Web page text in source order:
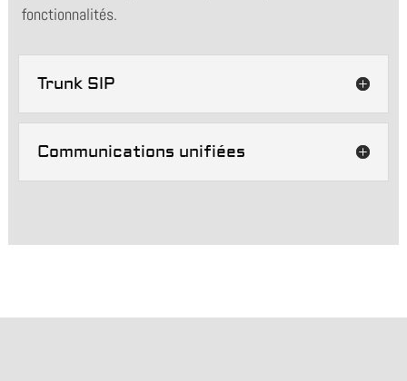
fonctionnalités.
Trunk SIP
Communications unifiées